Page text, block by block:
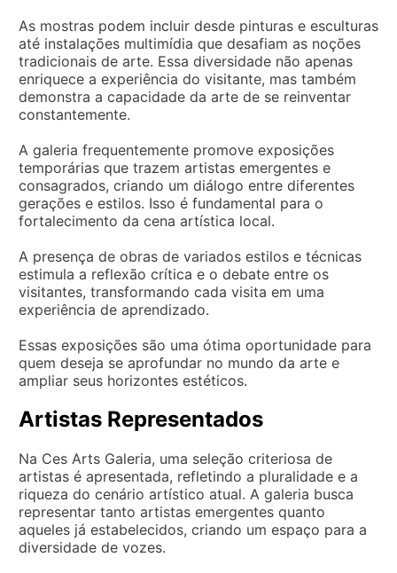
As mostras podem incluir desde pinturas e esculturas
até instalações multimídia que desafiam as noções
tradicionais de arte. Essa diversidade não apenas
enriquece a experiência do visitante, mas também
demonstra a capacidade da arte de se reinventar
constantemente.
A galeria frequentemente promove exposições
temporárias que trazem artistas emergentes e
consagrados, criando um diálogo entre diferentes
gerações e estilos. Isso é fundamental para o
fortalecimento da cena artística local.
A presença de obras de variados estilos e técnicas
estimula a reflexão crítica e o debate entre os
visitantes, transformando cada visita em uma
experiência de aprendizado.
Essas exposições são uma ótima oportunidade para
quem deseja se aprofundar no mundo da arte e
ampliar seus horizontes estéticos.
Artistas Representados
Na Ces Arts Galeria, uma seleção criteriosa de
artistas é apresentada, refletindo a pluralidade e a
riqueza do cenário artístico atual. A galeria busca
representar tanto artistas emergentes quanto
aqueles já estabelecidos, criando um espaço para a
diversidade de vozes.